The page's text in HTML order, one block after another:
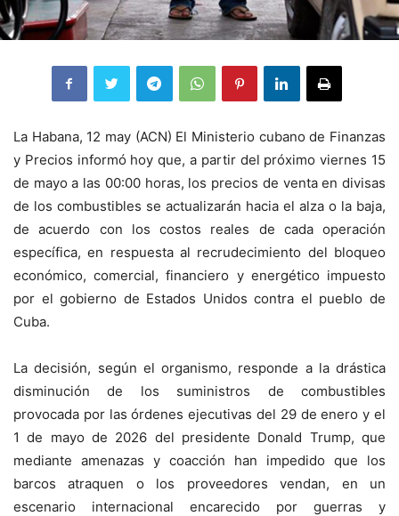
La Habana, 12 may (ACN) El Ministerio cubano de Finanzas
y Precios informó hoy que, a partir del próximo viernes 15
de mayo a las 00:00 horas, los precios de venta en divisas
de los combustibles se actualizarán hacia el alza o la baja,
de acuerdo con los costos reales de cada operación
específica, en respuesta al recrudecimiento del bloqueo
económico, comercial, financiero y energético impuesto
por el gobierno de Estados Unidos contra el pueblo de
Cuba.
La decisión, según el organismo, responde a la drástica
disminución de los suministros de combustibles
provocada por las órdenes ejecutivas del 29 de enero y el
1 de mayo de 2026 del presidente Donald Trump, que
mediante amenazas y coacción han impedido que los
barcos atraquen o los proveedores vendan, en un
escenario internacional encarecido por guerras y